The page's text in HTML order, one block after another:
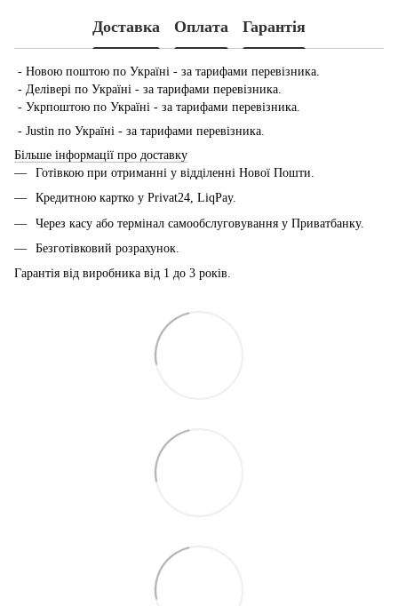
Доставка Оплата Гарантія
- Новою поштою по Україні - за тарифами перевізника.
- Делівері по Україні - за тарифами перевізника.
- Укрпоштою по Україні - за тарифами перевізника.
- Justin по Україні - за тарифами перевізника.
Більше інформації про доставку
Готівкою при отриманні у відділенні Нової Пошти.
Кредитною картко у Privat24, LiqPay.
Через касу або термінал самообслуговування у Приватбанку.
Безготівковий розрахунок.
Гарантія від виробника від 1 до 3 років.